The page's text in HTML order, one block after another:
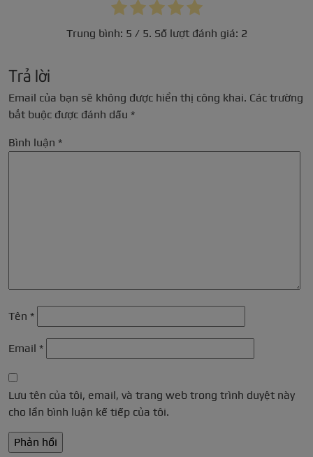
Trung bình: 5 / 5. Số lượt đánh giá: 2
Trả lời
Email của bạn sẽ không được hiển thị công khai. Các trường
bắt buộc được đánh dấu *
Bình luận *
Tên *
Email *
Lưu tên của tôi, email, và trang web trong trình duyệt này
cho lần bình luận kế tiếp của tôi.